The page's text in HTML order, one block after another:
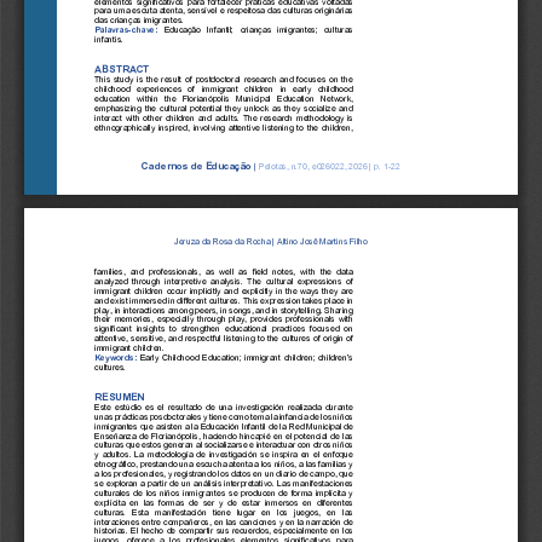
Cadernos de Educação | Pelotas, n.70 , e026022, 2026 | p. 1 22
para uma escuta atenta, sensível e respeitosa das culturas originárias
das crianças imigrantes
Palavras-chave:
Educação  Infantil;  crianças  imigrantes;  culturas
infantis.
ABSTRACT
This study is the result of postdoctoral research and focuses on the
childhood  experiences  of  immigrant  children  in  early  childhood
education  within  the  Florianópolis  Municipal  Education  Network,
emphasizing the cultural potential they unlock as they socialize and
interact with other children and adults. The research methodology is
ethnographically inspired, involving attentive listening to the children,
Jeruza da Rosa da Rocha | Altino Josê Martins Filho
families,  and  professionals,  as  well  as  field  notes,  with  the  data
analyzed  through  interpretive  analysis.  The  cultural  expressions  of
immigrant children occur implicitly and explicitly in the ways they are
and exist immersed in different cultures. This expression takes place in
play, in interactions among peers, in songs, and in storytelling. Sharing
their  memories,  especially  through  play,  provides  professionals  with
significant  insights  to  strengthen  educational  practices  focused  on
attentive, sensitive,
and respectful listening to the cultures of origin of
immigrant children
Keywords: Early Childhood Education; immigrant children; children’s
cultures
RESUMEN
Este estúdio es el resultado de una investigación realizada durante
unas prácticas posdoctorales y tiene como tema la infancia de los niños
inmigrantes que asisten a la Educación Infantil de la Red Municipal de
Enseñanza de Florianópolis, haciendo hincapié en el potencial de las
culturas que estos generan al socializarse e interactuar con otros niños
y adultos. La metodología de investigación se inspira en el enfoque
etnográfico, prestando una escucha atenta a los niños, a las familias y
a los profesionales, y registrando los datos en un diario de campo, que
se exploran a partir de un análisis interpretativo. Las manifestaciones
culturales de los niños inmigrantes se producen de forma implícita y
explícita  en  las  formas  de  ser  y  de  estar  inmersos  en  diferentes
culturas.  Esta  manifestación  tiene  lugar  en  los  juegos,  en  las
interaciones entre compañeros, en las canciones y en la narración de
historias. El hecho de compartir sus recuerdos, especialmente en los
juegos,  oferece  a  los  profesionales  elementos  significativos  para